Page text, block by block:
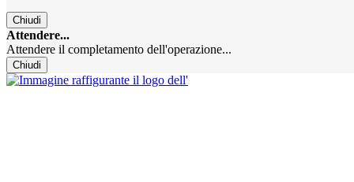
Chiudi
Attendere...
Attendere il completamento dell'operazione...
Chiudi